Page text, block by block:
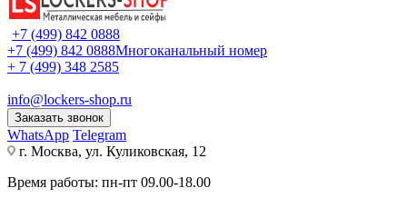
+7 (499) 842 0888
+7 (499) 842 0888Многоканальный номер
+ 7 (499) 348 2585
info@lockers-shop.ru
Заказать звонок
WhatsApp Telegram
г. Москва, ул. Куликовская, 12
Время работы: пн-пт 09.00-18.00